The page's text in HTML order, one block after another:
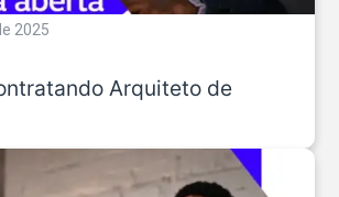
2025
Arquiteto de